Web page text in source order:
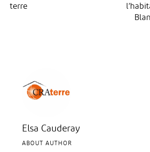
terre
Elsa Cauderay
ABOUT AUTHOR